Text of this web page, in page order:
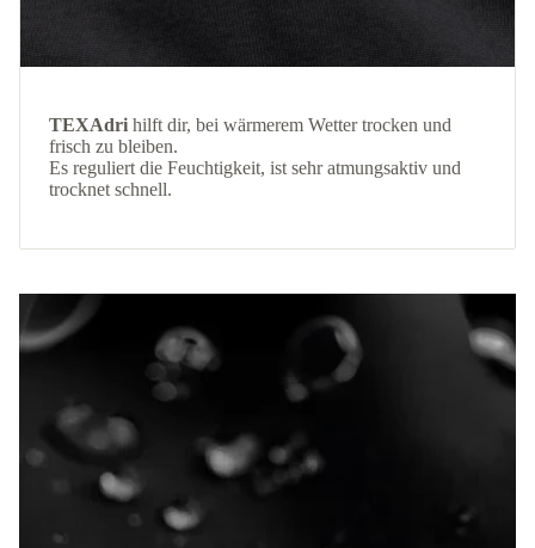
TEXAdri hilft dir, bei wärmerem Wetter trocken und
frisch zu bleiben.
Es reguliert die Feuchtigkeit, ist sehr atmungsaktiv und
trocknet schnell.